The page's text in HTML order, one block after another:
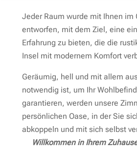
Jeder Raum wurde mit Ihnen im
entworfen, mit dem Ziel, eine
Erfahrung zu bieten, die die
Insel mit modernem Komfort
Geräumig, hell und mit allem
notwendig ist, um Ihr
garantieren, werden unsere
persönlichen Oase, in der Sie
abkoppeln und mit sich selbst
Willkommen in Ihrem